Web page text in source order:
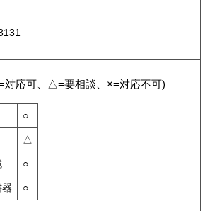
対応可、△=要相談、×=対応不可)
○
△
○
○